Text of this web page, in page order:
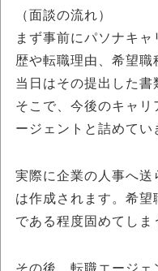
（面談の流れ）
まず事前にパソナキ
歴や転職理由、希望職
当日はその提出した書
そこで、今後のキャ
ージェントと詰めてい
実際に企業の人事へ送
は作成されます。希
である程度固めてしま
その後、転職エージェ